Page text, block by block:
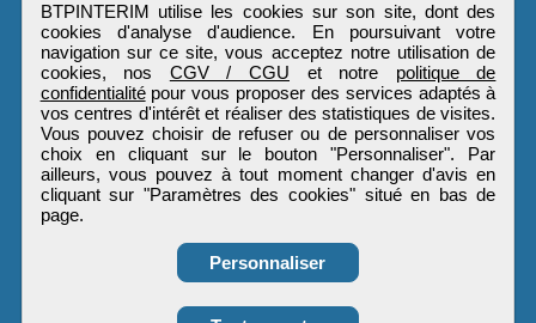
BTPINTERIM utilise les cookies sur son site, dont des
cookies d'analyse d'audience. En poursuivant votre
navigation sur ce site, vous acceptez notre utilisation de
cookies, nos CGV / CGU et notre politique de
confidentialitépour vous proposer des services adaptés à
vos centres d'intérêt et réaliser des statistiques de visites.
Vous pouvez choisir de refuser ou de personnaliser vos
choix en cliquant sur le bouton "Personnaliser". Par
ailleurs, vous pouvez à tout moment changer d'avis en
cliquant sur "Paramètres des cookies" situé en bas de
page.
Personnaliser